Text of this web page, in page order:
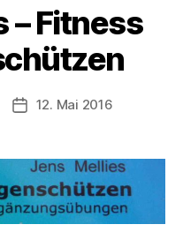
– Fitness
Veröffentlichungsdatum
12. Mai 2016